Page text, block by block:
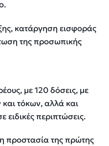
κατάργηση εισφοράς
της προσωπικής
με 120 δόσεις, με
τόκων, αλλά και
ειδικές περιπτώσεις.
προστασία της πρώτης